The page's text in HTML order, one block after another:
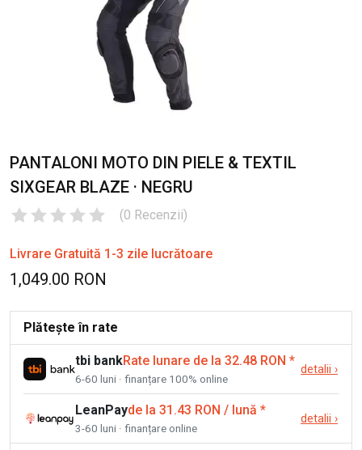
PANTALONI MOTO DIN PIELE & TEXTIL
SIXGEAR BLAZE · NEGRU
(0 Recenzii)
Livrare Gratuită 1-3 zile lucrătoare
1,049.00 RON
Plătește în rate
tbi bankRate lunare de la 32.48 RON *
6-60 luni · finanțare 100% online
detalii ›
LeanPayde la 31.43 RON / lună *
3-60 luni · finanțare online
detalii ›